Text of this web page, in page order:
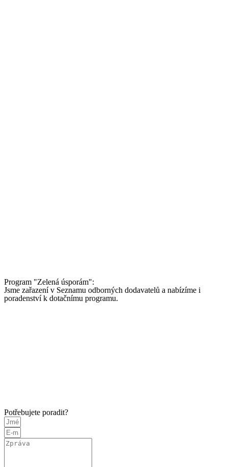
Program "Zelená úsporám":
Jsme zařazení v Seznamu odborných dodavatelů a nabízíme i
poradenství k dotačnímu programu.
Potřebujete poradit?